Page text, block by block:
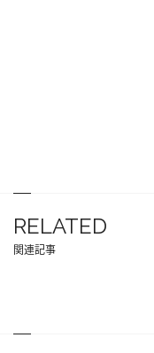
RELATED
関連記事